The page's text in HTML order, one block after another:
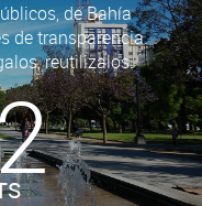
de Bahía
de transparencia.
reutilizalos.